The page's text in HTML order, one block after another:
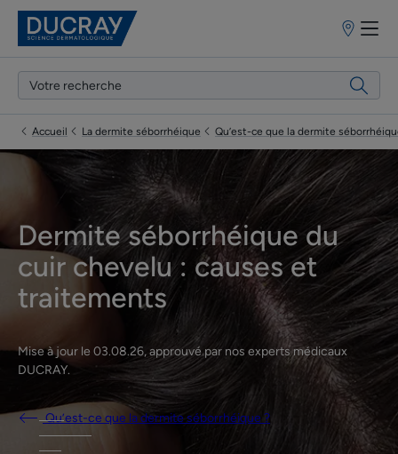
Points
vente
Accueil La dermite séborrhéique Qu’est-ce que la dermite
Dermite séborrhéique du
cuir chevelu : causes et
traitements
Mise à jour le 03.08.26, approuvé par nos experts médicaux
DUCRAY.
Qu’est-ce que la dermite séborrhéique ?